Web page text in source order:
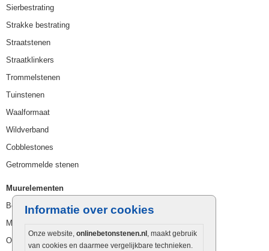
Informatie over cookies
Onze website, onlinebetonstenen.nl , maakt gebruik
van cookies en daarmee vergelijkbare technieken.
Sierbestrating
Strakke bestrating
Straatstenen
Straatklinkers
Trommelstenen
Tuinstenen
Waalformaat
Wildverband
Cobblestones
Getrommelde stenen
Muurelementen
Betonbielzen
Muurstenen
Opsluitbanden